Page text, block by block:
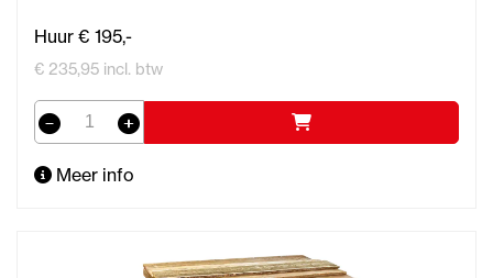
Huur € 195,-
€ 235,95 incl. btw
Meer info